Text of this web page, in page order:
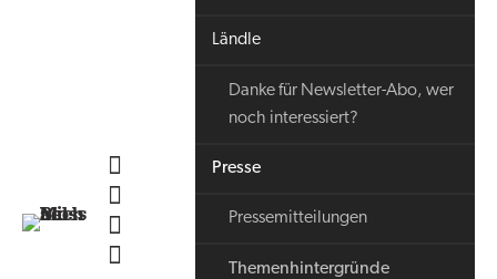
Ländle
Danke für Newsletter-Abo, wer
noch interessiert?
Presse
Pressemitteilungen
Themenhintergründe